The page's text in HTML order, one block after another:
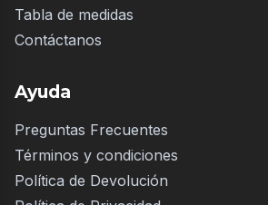
Tabla de medidas
Contáctanos
Ayuda
Preguntas Frecuentes
Términos y condiciones
Política de Devolución